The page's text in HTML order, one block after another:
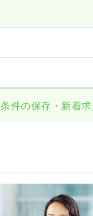
条件の保存・新着